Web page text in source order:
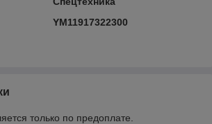
YM11917322300
только по предоплате.